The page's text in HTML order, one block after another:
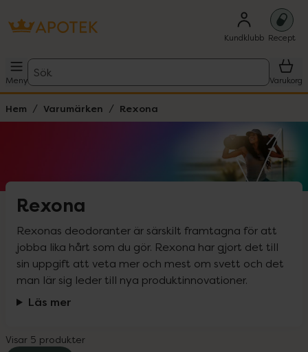
Kundklubb Recept
Meny
Sök
Varukorg
Hem Varumärken Rexona
Rexona
Rexonas deodoranter är särskilt framtagna för att
jobba lika hårt som du gör. Rexona har gjort det till
sin uppgift att veta mer och mest om svett och det
man lär sig leder till nya produktinnovationer.
Läs mer
Visar 5 produkter